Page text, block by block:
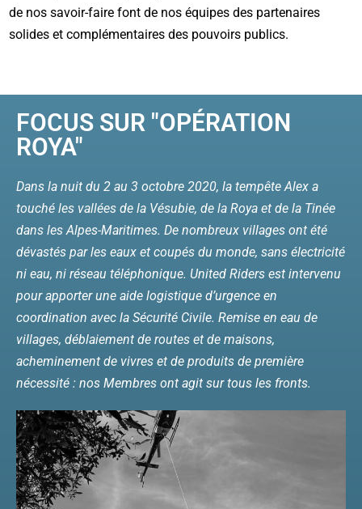
de nos savoir-faire font de nos équipes des partenaires
solides et complémentaires des pouvoirs publics.
FOCUS SUR "OPÉRATION
ROYA"
Dans la nuit du 2 au 3 octobre 2020, la tempête Alex a
touché les vallées de la Vésubie, de la Roya et de la Tinée
dans les Alpes-Maritimes. De nombreux villages ont été
dévastés par les eaux et coupés du monde, sans électricité
ni eau, ni réseau téléphonique. United Riders est intervenu
pour apporter une aide logistique d’urgence en
coordination avec la Sécurité Civile. Remise en eau de
villages, déblaiement de routes et de maisons,
acheminement de vivres et de produits de première
nécessité : nos Membres ont agit sur tous les fronts.